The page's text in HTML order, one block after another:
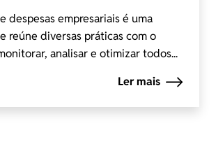
despesas empresariais é uma
reúne diversas práticas com o
analisar e otimizar todos...
Ler mais